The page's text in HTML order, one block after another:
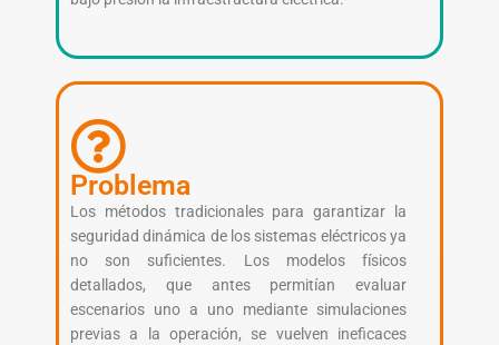
Problema
Los métodos tradicionales para garantizar la
seguridad dinámica de los sistemas eléctricos ya
no son suficientes. Los modelos físicos
detallados, que antes permitían evaluar
escenarios uno a uno mediante simulaciones
previas a la operación, se vuelven ineficaces